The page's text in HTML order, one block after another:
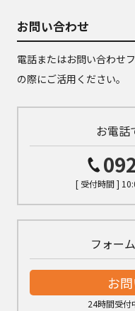
お問い合わせ
電話またはお問い合わせ
の際にご活用ください。
お電話
[ 受付時間 ]
フォー
お
24時間受付